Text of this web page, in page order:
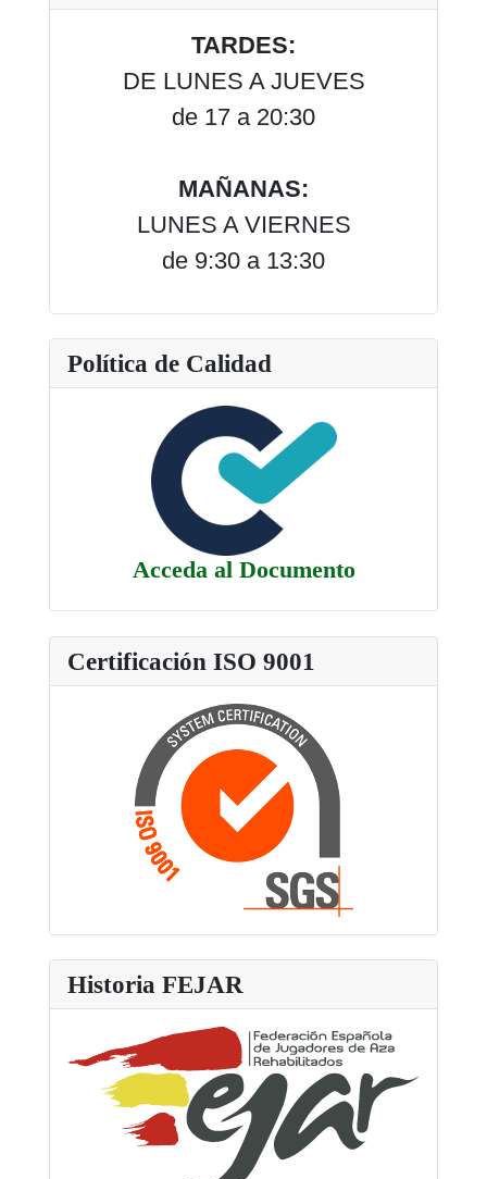
TARDES:
DE LUNES A JUEVES
de 17 a 20:30
MAÑANAS:
LUNES A VIERNES
de 9:30 a 13:30
Política de Calidad
Acceda al Documento
Certificación ISO 9001
Historia FEJAR